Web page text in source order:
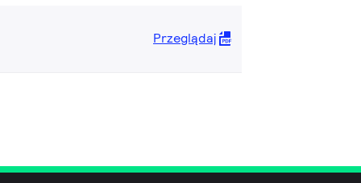
Przeglądaj